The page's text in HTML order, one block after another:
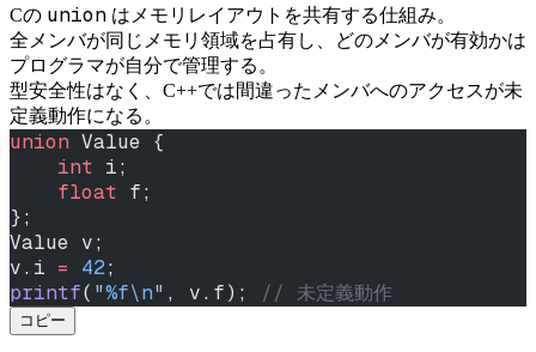
Cの union はメモリレイアウトを共有する仕組み。
全メンバが同じメモリ領域を占有し、どのメンバが有効かは
プログラマが自分で管理する。
型安全性はなく、C++では間違ったメンバへのアクセスが未
定義動作になる。
union Value {
    int
i;
    float
f;
};
Value v;
v.i = 42;
printf( "%f\n" , v.f); // 未定義動作
コピー